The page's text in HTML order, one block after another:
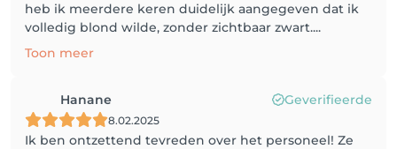
heb ik meerdere keren duidelijk aangegeven dat ik
volledig blond wilde, zonder zichtbaar zwart....
Toon meer
Hanane Geverifieerde
8.02.2025
Ik ben ontzettend tevreden over het personeel! Ze